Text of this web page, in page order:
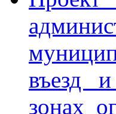
въезд и
зонах